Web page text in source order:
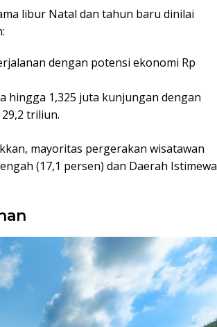
libur Natal dan tahun baru dinilai
dengan potensi ekonomi Rp
hingga 1,325 juta kunjungan dengan
triliun.
mayoritas pergerakan wisatawan
(17,1 persen) dan Daerah Istimewa